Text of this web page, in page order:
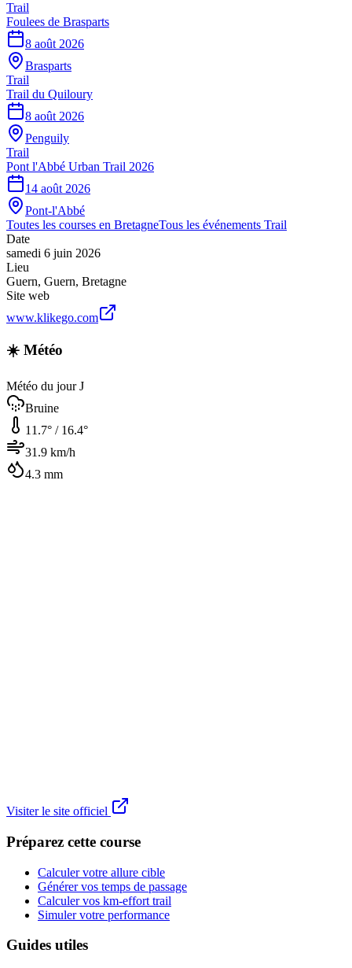
Trail
Foulees de Brasparts
8 août 2026
Brasparts
Trail
Trail du Quiloury
8 août 2026
Penguily
Trail
Pont l'Abbé Urban Trail 2026
14 août 2026
Pont-l'Abbé
Toutes les courses en BretagneTous les événements Trail
Date
samedi 6 juin 2026
Lieu
Guern, Guern, Bretagne
Site web
www.klikego.com
☀️ Météo
Météo du jour J
Bruine
11.7° / 16.4°
31.9 km/h
4.3 mm
Visiter le site officiel
Préparez cette course
Calculer votre allure cible
Générer vos temps de passage
Calculer vos km-effort trail
Simuler votre performance
Guides utiles